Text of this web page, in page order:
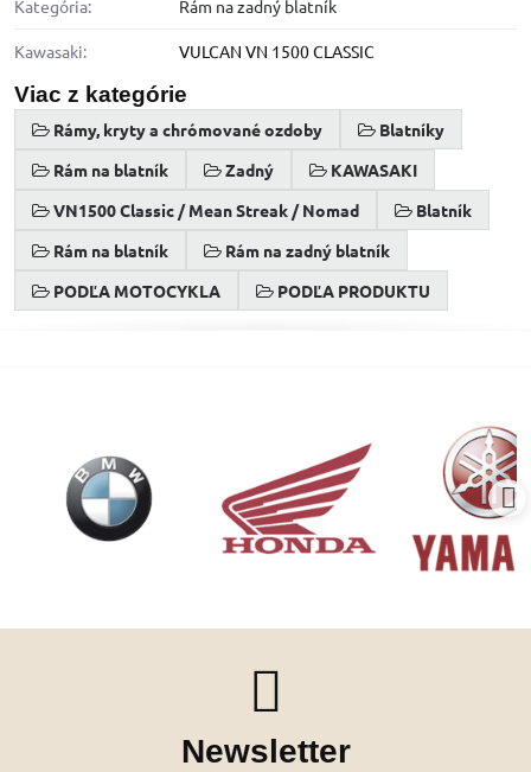
Kategória: Rám na zadný blatník
Kawasaki: VULCAN VN 1500 CLASSIC
Viac z kategórie
Rámy, kryty a chrómované ozdoby
Blatníky
Rám na blatník
Zadný
KAWASAKI
VN1500 Classic / Mean Streak / Nomad
Blatník
Rám na blatník
Rám na zadný blatník
PODĽA MOTOCYKLA
PODĽA PRODUKTU
Newsletter